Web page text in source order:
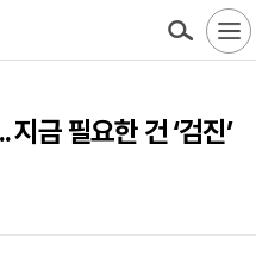
금 필요한 건 ‘검진’